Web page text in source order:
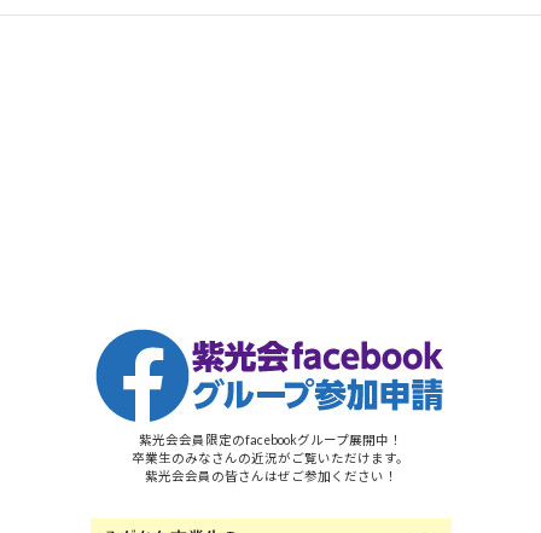
紫光会会員限定のfacebookグループ展開中！
卒業生のみなさんの近況がご覧いただけます。
紫光会会員の皆さんはぜご参加ください！